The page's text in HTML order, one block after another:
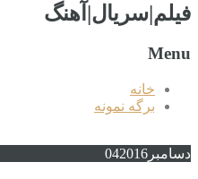
فیلم|سریال|آهنگ
Menu
خانه
برگه نمونه
دسامبر 042016